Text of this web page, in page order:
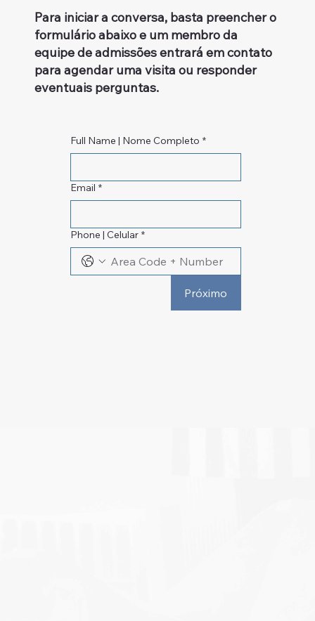
Para iniciar a conversa, basta preencher o
formulário abaixo e um membro da
equipe de admissões entrará em contato
para agendar uma visita ou responder
eventuais perguntas.
Full Name | Nome Completo *
Email *
Phone | Celular *
Próximo